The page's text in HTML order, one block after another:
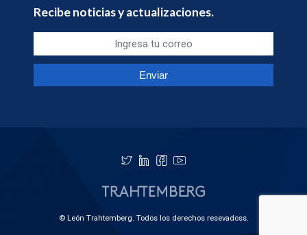
Recibe noticias y actualizaciones.
© León Trahtemberg. Todos los derechos resevadoss.